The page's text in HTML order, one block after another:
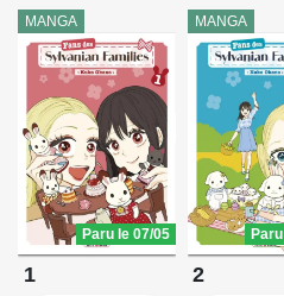
MANGA
Paru le 07/05
1
MANGA
2